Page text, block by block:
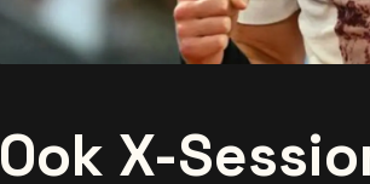
Ook X-